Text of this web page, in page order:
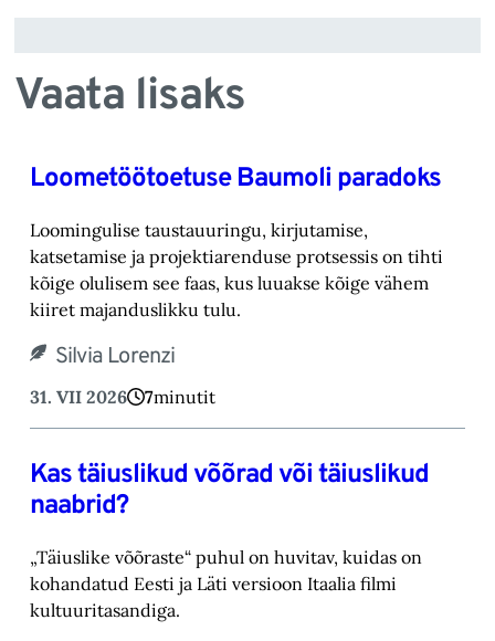
Vaata lisaks
Loometöötoetuse Baumoli paradoks
Loomingulise taustauuringu, kirjutamise,
katsetamise ja projektiarenduse protsessis on tihti
kõige olulisem see faas, kus luuakse kõige vähem
kiiret majanduslikku tulu.
Silvia Lorenzi
31. VII 2026 7minutit
Kas täiuslikud võõrad või täiuslikud
naabrid?
„Täiuslike võõraste“ puhul on huvitav, kuidas on
kohandatud Eesti ja Läti versioon Itaalia filmi
kultuuritasandiga.